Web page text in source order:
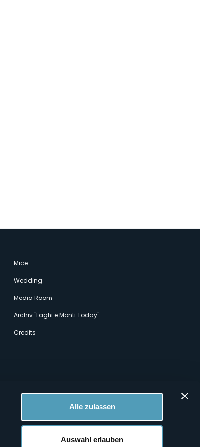
Alle zulassen
Auswahl erlauben
Mice
Wedding
Media Room
Archiv "Laghi e Monti Today"
Credits